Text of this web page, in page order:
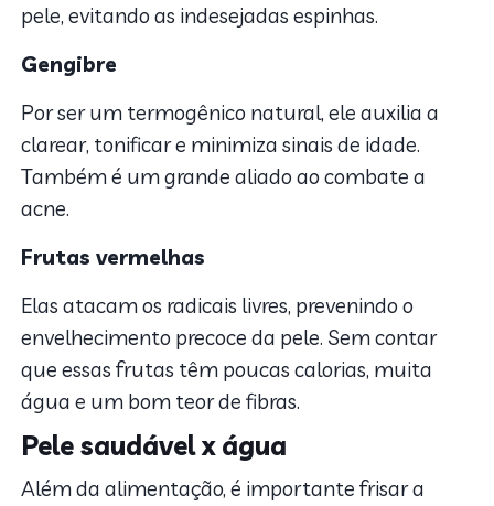
pele, evitando as indesejadas espinhas.
Gengibre
Por ser um termogênico natural, ele auxilia a
clarear, tonificar e minimiza sinais de idade.
Também é um grande aliado ao combate a
acne.
Frutas vermelhas
Elas atacam os radicais livres, prevenindo o
envelhecimento precoce da pele. Sem contar
que essas frutas têm poucas calorias, muita
água e um bom teor de fibras.
Pele saudável x água
Além da alimentação, é importante frisar a